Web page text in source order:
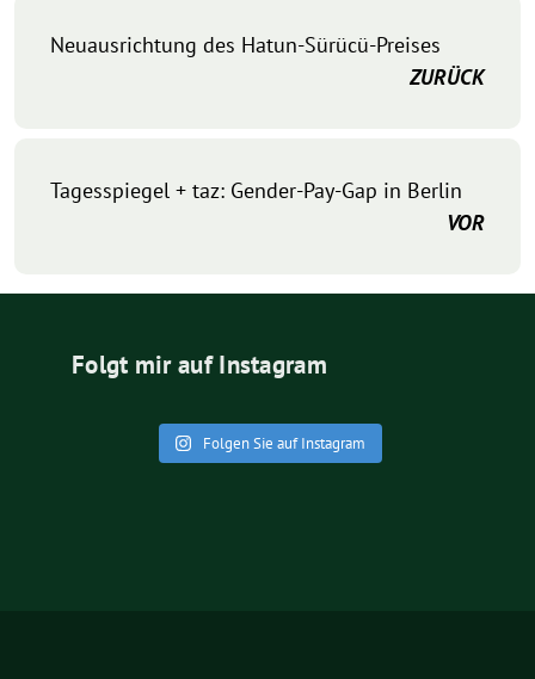
Neuausrichtung des Hatun-Sürücü-Preises
ZURÜCK
Tagesspiegel + taz: Gender-Pay-Gap in Berlin
VOR
Folgt mir auf Instagram
Folgen Sie auf Instagram